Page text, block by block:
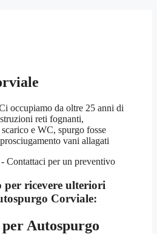
occupiamo da oltre 25 anni di
reti fognanti,
e WC, spurgo fosse
vani allagati
ricevere ulteriori
Corviale:
Autospurgo